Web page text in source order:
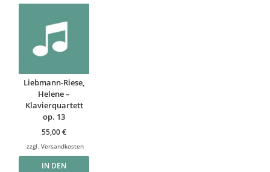
Liebmann-Riese,
Helene –
Klavierquartett
op. 13
55,00€
zzgl.Versandkosten
IN DEN